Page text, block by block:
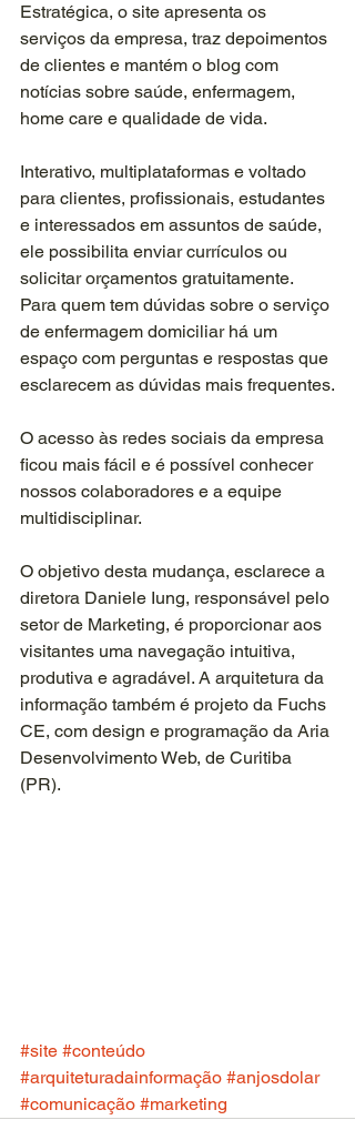
Estratégica, o site apresenta os
serviços da empresa, traz depoimentos
de clientes e mantém o blog com
notícias sobre saúde, enfermagem,
home care e qualidade de vida.
Interativo, multiplataformas e voltado
para clientes, profissionais, estudantes
e interessados em assuntos de saúde,
ele possibilita enviar currículos ou
solicitar orçamentos gratuitamente.
Para quem tem dúvidas sobre o serviço
de enfermagem domiciliar há um
espaço com perguntas e respostas que
esclarecem as dúvidas mais frequentes.
O acesso às redes sociais da empresa
ficou mais fácil e é possível conhecer
nossos colaboradores e a equipe
multidisciplinar.
O objetivo desta mudança, esclarece a
diretora Daniele Iung, responsável pelo
setor de Marketing, é proporcionar aos
visitantes uma navegação intuitiva,
produtiva e agradável. A arquitetura da
informação também é projeto da Fuchs
CE, com design e programação da Aria
Desenvolvimento Web, de Curitiba
(PR).
#site #conteúdo
#arquiteturadainformação #anjosdolar
#comunicação #marketing